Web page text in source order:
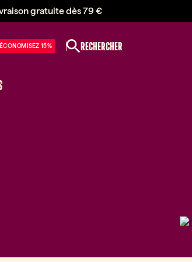
gratuite dès 79 €
ÉCONOMISEZ 15% RECHERCHER